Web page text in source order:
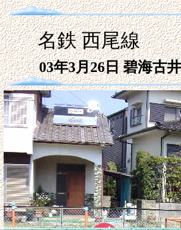
名鉄 西尾線
03年3月26日碧海古